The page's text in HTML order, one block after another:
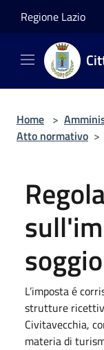
Regione Lazio
Home >
Atto normativo >
L’imposta é
strutture
Civitavecchia,
materia di